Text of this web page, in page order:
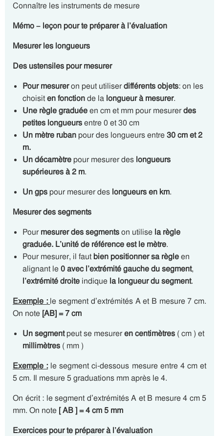
Connaître les instruments de mesure
Mémo – leçon pour te préparer à l’évaluation
Mesurer les longueurs
Des ustensiles pour mesurer
Pour mesureron peut utiliserdifférents objets: on les
choisiten fonctionde la longueur à mesurer.
Une règle graduéeen cm et mm pour mesurerdes
petites longueursentre 0 et 30 cm
Un mètre rubanpour des longueurs entre30 cm et 2
m.
Un décamètrepour mesurer des longueurs
supérieures à 2 m.
Un gpspour mesurer des longueurs en km.
Mesurer des segments
Pour mesurer des segmentson utilise la règle
graduée. L’unité de référence estle mètre.
Pour mesurer, il faut bien positionner sa règleen
alignant le0 avec l’extrémité gauchedu segment,
l’extrémité droite indique la longueur du segment.
Exemple : le segment d’extrémités A et B mesure 7 cm.
On note [AB] = 7 cm
Un segmentpeut se mesureren centimètres ( cm ) et
millimètres ( mm )
Exemple : le segment ci-dessous mesure entre 4 cm et
5 cm. Il mesure 5 graduations mm après le 4.
On écrit : le segment d’extrémités A et B mesure 4 cm 5
mm. On note [ AB ] = 4 cm 5 mm
Exercices pour te préparer à l’évaluation